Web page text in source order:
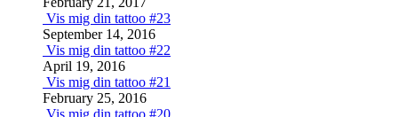
Vis mig din tattoo #23
September 14, 2016
Vis mig din tattoo #22
April 19, 2016
Vis mig din tattoo #21
February 25, 2016
Vis mig din tattoo #20